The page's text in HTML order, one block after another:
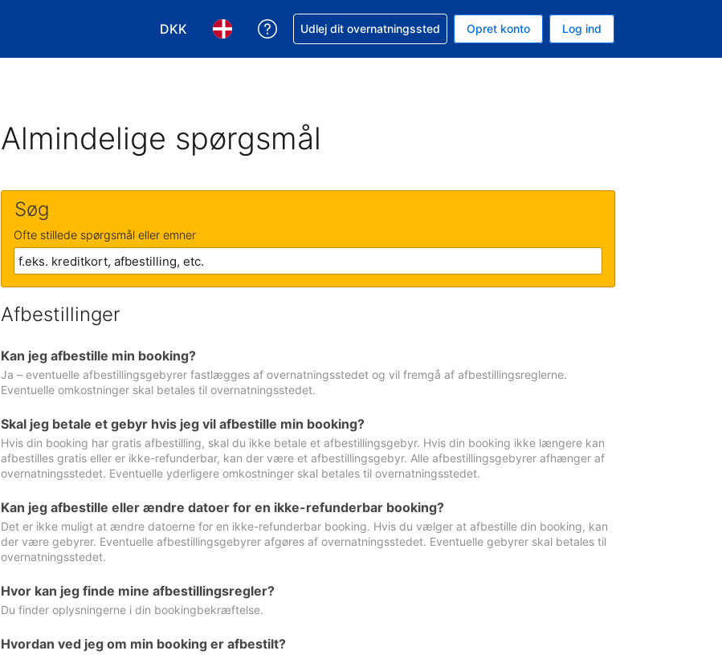
DKK
Vælg valuta. Din nuværende valuta er Danske kroner
Vælg sprog. Dit nuværende sprog er Dansk
Få hjælp til en booking
Udlej dit overnatningssted Opret konto Log ind
Almindelige spørgsmål
Søg
Ofte stillede spørgsmål eller emner
Afbestillinger
Kan jeg afbestille min booking?
Ja – eventuelle afbestillingsgebyrer fastlægges af overnatningsstedet og vil fremgå af afbestillingsreglerne.
Eventuelle omkostninger skal betales til overnatningsstedet.
Skal jeg betale et gebyr hvis jeg vil afbestille min booking?
Hvis din booking har gratis afbestilling, skal du ikke betale et afbestillingsgebyr. Hvis din booking ikke længere kan
afbestilles gratis eller er ikke-refunderbar, kan der være et afbestillingsgebyr. Alle afbestillingsgebyrer afhænger af
overnatningsstedet. Eventuelle yderligere omkostninger skal betales til overnatningsstedet.
Kan jeg afbestille eller ændre datoer for en ikke-refunderbar booking?
Det er ikke muligt at ændre datoerne for en ikke-refunderbar booking. Hvis du vælger at afbestille din booking, kan
der være gebyrer. Eventuelle afbestillingsgebyrer afgøres af overnatningsstedet. Eventuelle gebyrer skal betales til
overnatningsstedet.
Hvor kan jeg finde mine afbestillingsregler?
Du finder oplysningerne i din bookingbekræftelse.
Hvordan ved jeg om min booking er afbestilt?